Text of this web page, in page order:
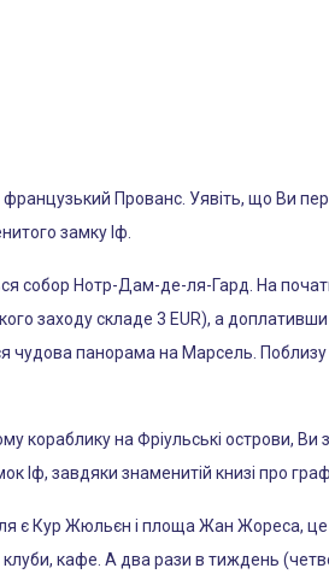
Прованс. Уявіть, що Ви
замку Іф.
собор Нотр-Дам-де-ля-Гард. На
заходу складе 3 EUR), а
чудова панорама на Марсель.
кораблику на Фріульські острови,
Іф, завдяки знаменитій книзі про
є Кур Жюльєн і площа Жан Жореса,
кафе. А два рази в тиждень